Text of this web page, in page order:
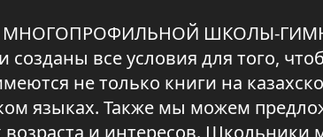
МНОГОПРОФИЛЬНОЙ ШКОЛЫ-
все условия для того,
не только книги на
языках. Также мы можем
и интересов. Школьники